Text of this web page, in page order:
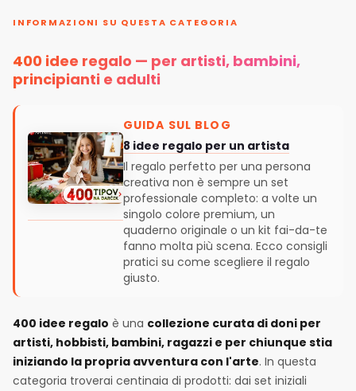
INFORMAZIONI SU QUESTA CATEGORIA
400 idee regalo — per artisti, bambini,
principianti e adulti
GUIDA SUL BLOG
8 idee regalo per un artista
Il regalo perfetto per una persona
creativa non è sempre un set
professionale completo: a volte un
singolo colore premium, un
quaderno originale o un kit fai-da-te
fanno molta più scena. Ecco consigli
pratici su come scegliere il regalo
giusto.
400 idee regalo è una collezione curata di doni per
artisti, hobbisti, bambini, ragazzi e per chiunque stia
iniziando la propria avventura con l'arte. In questa
categoria troverai centinaia di prodotti: dai set iniziali